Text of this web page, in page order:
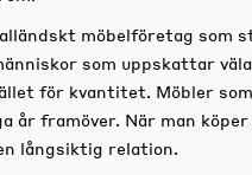
möbelföretag som
som uppskattar
för kvantitet. Möbler
år framöver. När man
långsiktig relation.